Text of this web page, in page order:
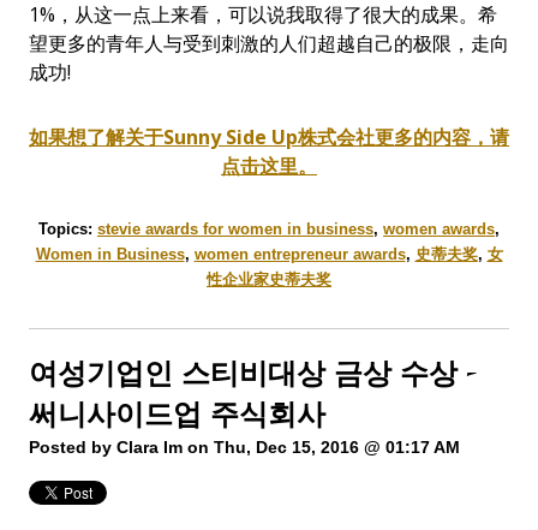
1%，从这一点上来看，可以说我取得了很大的成果。希
望更多的青年人与受到刺激的人们超越自己的极限，走向
成功!
如果想了解关于Sunny Side Up株式会社更多的内容，请
点击这里。
Topics: stevie awards for women in business, women awards,
Women in Business, women entrepreneur awards, 史蒂夫奖, 女
性企业家史蒂夫奖
여성기업인 스티비대상 금상 수상 -
써니사이드업 주식회사
Posted by Clara Im on Thu, Dec 15, 2016 @ 01:17 AM